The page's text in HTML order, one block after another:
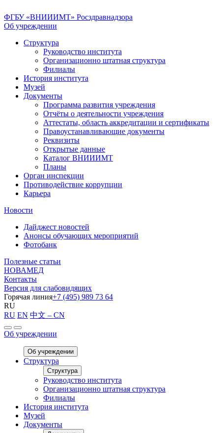
ФГБУ «ВНИИИМТ» Росздравнадзора
Об учреждении
Структура
Руководство института
Организационно штатная структура
Филиалы
История института
Музей
Документы
Программа развития учреждения
Отчёты о деятельности учреждения
Аттестаты, область аккредитации и сертификаты
Правоустанавливающие документы
Реквизиты
Открытые данные
Каталог ВНИИИМТ
Планы
Орган инспекции
Противодействие коррупции
Карьера
Новости
Дайджест новостей
Анонсы обучающих мероприятий
Фотобанк
Полезные статьи
НОВАМЕД
Контакты
Версия для слабовидящих
Горячая линия+7 (495) 989 73 64
RU
RU EN 中文 – CN
Об учреждении
Об учреждении
Структура
Структура
Руководство института
Организационно штатная структура
Филиалы
История института
Музей
Документы